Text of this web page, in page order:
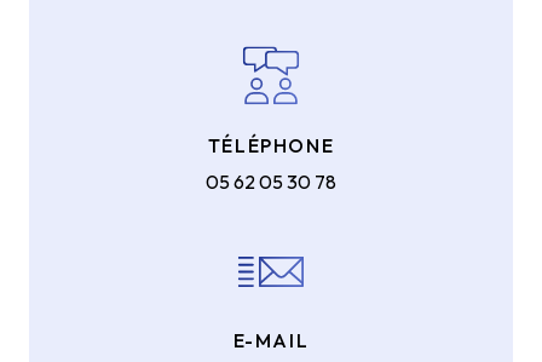
TÉLÉPHONE
05 62 05 30 78
E-MAIL